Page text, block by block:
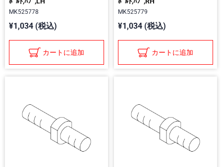
MK525778
¥1,034 (税込)
カートに追加
MK525779
¥1,034 (税込)
カートに追加